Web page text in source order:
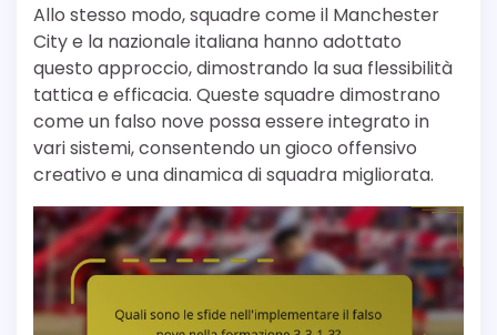
Allo stesso modo, squadre come il Manchester
City e la nazionale italiana hanno adottato
questo approccio, dimostrando la sua flessibilità
tattica e efficacia. Queste squadre dimostrano
come un falso nove possa essere integrato in
vari sistemi, consentendo un gioco offensivo
creativo e una dinamica di squadra migliorata.